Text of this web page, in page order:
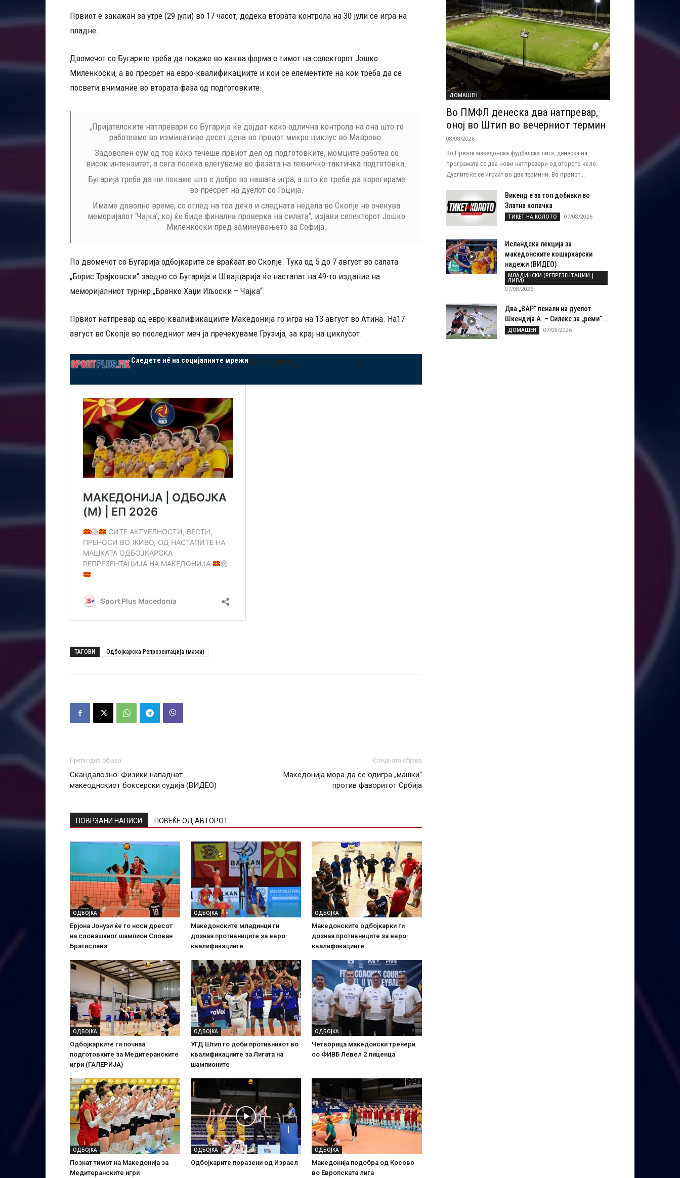
Првиот е закажан за утре (29 јули) во 17 часот, додека втората контрола на 30 јули се игра на
пладне.
Двомечот со Бугарите треба да покаже во каква форма е тимот на селекторот Јошко
Миленкоски, а во пресрет на евро-квалификациите и кои се елементите на кои треба да се
посвети внимание во втората фаза од подготовките.
„Пријателските натпревари со Бугарија ќе дојдат како одлична контрола на она што го
работевме во изминативе десет дена во првиот микро циклус во Маврово.
Задоволен сум од тоа како течеше првиот дел од подготовките, момците работеа со
висок интензитет, а сега полека влегуваме во фазата на техничко-тактичка подготовка.
Бугарија треба да ни покаже што е добро во нашата игра, а што ќе треба да корегираме
во пресрет на дуелот со Грција.
Имаме доволно време, со оглед на тоа дека и следната недела во Скопје не очекува
меморијалот ‘Чајка’, кој ќе биде финална проверка на силата“, изјави селекторот Јошко
Миленкоски пред заминувањето за Софија.
По двомечот со Бугарија одбојкарите се враќаат во Скопје. Тука од 5 до 7 август во салата
„Борис Трајковски“ заедно со Бугарија и Швајцарија ќе настапат на 49-то издание на
меморијалниот турнир „Бранко Хаџи Иљоски – Чајка“.
Првиот натпревар од евро-квалификациите Македонија го игра на 13 август во Атина. На17
август во Скопје во последниот меч ја пречекуваме Грузија, за крај на циклусот.
Следете нé на социјалните мрежиFacebook
Instagram
X YouTube
VK Mail Threads
ТАГОВИ Одбојкарска Репрезентација (мажи)
Претходна објава
Скандалозно: Физики нападнат
макеоднскиот боксерски судија (ВИДЕО)
Следната објава
Македонија мора да се одигра „машки“
против фаворитот Србија
ПОВРЗАНИ НАПИСИ ПОВЕЌЕ ОД АВТОРОТ
ОДБОЈКА
Ерјона Јонузи ќе го носи дресот
на словашкиот шампион Слован
Братислава
ОДБОЈКА
Македонските младинци ги
дознаа противниците за евро-
квалификациите
ОДБОЈКА
Македонските одбојкарки ги
дознаа противниците за евро-
квалификациите
ОДБОЈКА
Одбојкарките ги почнаа
подготовките за Медитеранските
игри (ГАЛЕРИЈА)
ОДБОЈКА
УГД Штип го доби противникот во
квалификациите за Лигата на
шампионите
ОДБОЈКА
Четворица македонски тренери
со ФИВБ Левел 2 лиценца
ОДБОЈКА
Познат тимот на Македонија за
Медитеранските игри
ОДБОЈКА
Одбојкарите поразени од Израел
ОДБОЈКА
Македонија подобра од Косово
во Европската лига
ДОМАШЕН
Во ПМФЛ денеска два натпревар,
оној во Штип во вечерниот термин
08/08/2026
Во Првата македонска фудбалска лига, денеска на
програмата се два нови натпревари од второто коло.
Дуелите ќе се играат во два термини. Во првиот...
Викенд е за топ добивки во
Златна копачка
ТИКЕТ НА КОЛОТО 07/08/2026
Исландска лекција за
македонските кошаркарски
надежи (ВИДЕО)
МЛАДИНСКИ (РЕПРЕЗЕНТАЦИИ |
ЛИГИ)
07/08/2026
Два „ВАР“ пенали на дуелот
Шкендија А. – Силекс за „реми“...
ДОМАШЕН 07/08/2026